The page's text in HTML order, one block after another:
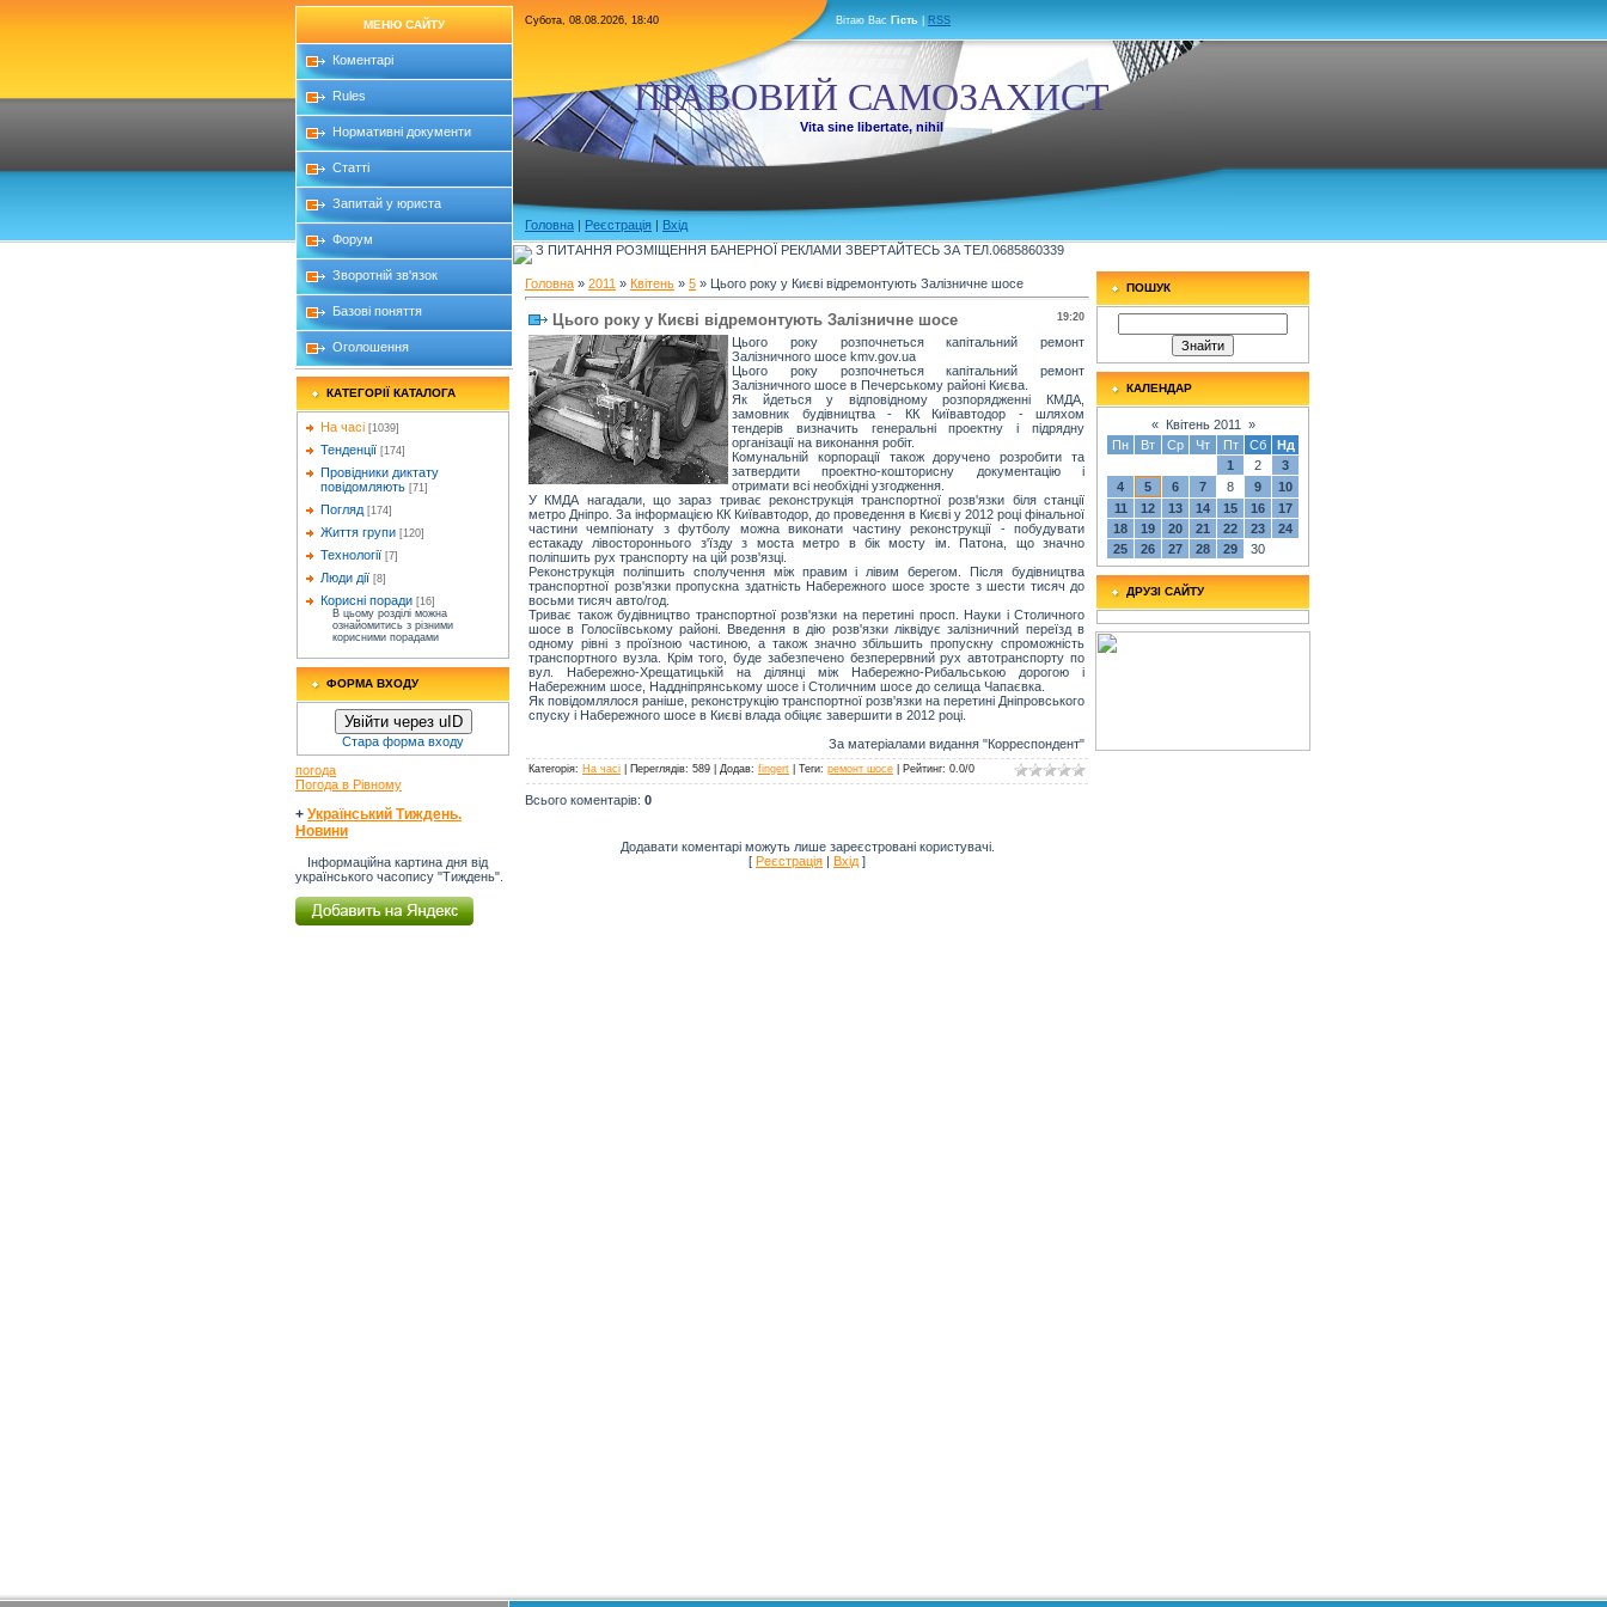
МЕНЮ САЙТУ
Коментарі
Rules
Нормативні документи
Статті
Запитай у юриста
Форум
Зворотній зв'язок
Базові поняття
Оголошення
КАТЕГОРІЇ КАТАЛОГА
На часі [1039]
Тенденції [174]
Провідники диктату
повідомляють [71]
Погляд [174]
Життя групи [120]
Технології [7]
Люди дії [8]
Корисні поради [16]
В цьому розділі можна
ознайомитись з різними
корисними порадами
ФОРМА ВХОДУ
Увійти через uID
Стара форма входу
погода
Погода в Рівному
+ Український Тиждень.
Новини
Інформаційна картина дня від
українського часопису "Тиждень".
Субота, 08.08.2026, 18:40 Вітаю Вас Гість RSS
ПРАВОВИЙ САМОЗАХИСТ
Vita sine libertate, nihil
Головна | Реєстрація | Вхід
З ПИТАННЯ РОЗМІЩЕННЯ БАНЕРНОЇ РЕКЛАМИ ЗВЕРТАЙТЕСЬ ЗА ТЕЛ.0685860339
Головна » 2011 » Квітень » 5 » Цього року у Києві відремонтують Залізничне шосе
19:20
Цього року у Києві відремонтують Залізничне шосе
Цього року розпочнеться капітальний ремонт
Залізничного шосе kmv.gov.ua
Цього року розпочнеться капітальний ремонт
Залізничного шосе в Печерському районі Києва.
Як йдеться у відповідному розпорядженні КМДА,
замовник будівництва - КК Київавтодор - шляхом
тендерів визначить генеральні проектну і підрядну
організації на виконання робіт.
Комунальній корпорації також доручено розробити та
затвердити проектно-кошторисну документацію і
отримати всі необхідні узгодження.
У КМДА нагадали, що зараз триває реконструкція транспортної розв'язки біля станції
метро Дніпро. За інформацією КК Київавтодор, до проведення в Києві у 2012 році фінальної
частини чемпіонату з футболу можна виконати частину реконструкції - побудувати
естакаду лівостороннього з'їзду з моста метро в бік мосту ім. Патона, що значно
поліпшить рух транспорту на цій розв'язці.
Реконструкція поліпшить сполучення між правим і лівим берегом. Після будівництва
транспортної розв'язки пропускна здатність Набережного шосе зросте з шести тисяч до
восьми тисяч авто/год.
Триває також будівництво транспортної розв'язки на перетині просп. Науки і Столичного
шосе в Голосіївському районі. Введення в дію розв'язки ліквідує залізничний переїзд в
одному рівні з проїзною частиною, а також значно збільшить пропускну спроможність
транспортного вузла. Крім того, буде забезпечено безперервний рух автотранспорту по
вул. Набережно-Хрещатицькій на ділянці між Набережно-Рибальською дорогою і
Набережним шосе, Наддніпрянському шосе і Столичним шосе до селища Чапаєвка.
Як повідомлялося раніше, реконструкцію транспортної розв'язки на перетині Дніпровського
спуску і Набережного шосе в Києві влада обіцяє завершити в 2012 році.
За матеріалами видання "Корреспондент"
Категорія: На часі Переглядів: 589 | Додав: fingert Теги: ремонт шосе Рейтинг: 0.0/0
Всього коментарів: 0
Додавати коментарі можуть лише зареєстровані користувачі.
[ Реєстрація | Вхід ]
ПОШУК
КАЛЕНДАР
« Квітень 2011
»
Пн
Вт Ср Чт Пт Сб
Нд
1
2
3
4
5 6 7 8 9
10
11
12 13 14 15 16
17
18
19 20 21 22 23
24
25
26 27 28 29 30
ДРУЗІ САЙТУ